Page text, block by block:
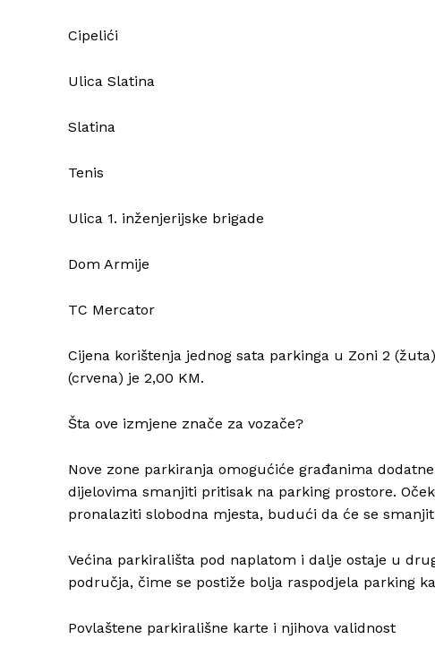
Cipelići
Ulica Slatina
Slatina
Tenis
Ulica 1. inženjerijske brigade
Dom Armije
TC Mercator
Cijena korištenja jednog sata parkinga u Zoni 2
(crvena) je 2,00 KM.
Šta ove izmjene znače za vozače?
Nove zone parkiranja omogućiće građanima
dijelovima smanjiti pritisak na parking prostore.
pronalaziti slobodna mjesta, budući da će se
Većina parkirališta pod naplatom i dalje ostaje u
područja, čime se postiže bolja raspodjela parking
Povlaštene parkirališne karte i njihova validnost